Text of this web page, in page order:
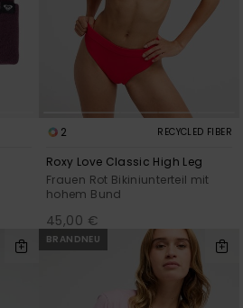
2 RECYCLED FIBER
Roxy Love Classic High Leg
Frauen Rot Bikiniunterteil mit
hohem Bund
45,00 €
BRANDNEU